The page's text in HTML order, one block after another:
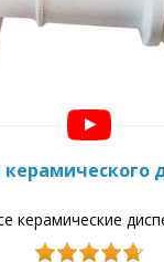
керамические